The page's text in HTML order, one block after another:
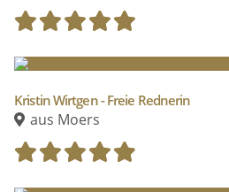
Kristin Wirtgen - Freie Rednerin
aus Moers